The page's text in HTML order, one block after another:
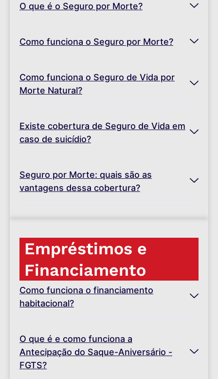
O que é o Seguro por Morte?
Como funciona o Seguro por Morte?
Como funciona o Seguro de Vida por
Morte Natural?
Existe cobertura de Seguro de Vida em
caso de suicídio?
Seguro por Morte: quais são as
vantagens dessa cobertura?
Empréstimos e
Financiamento
Como funciona o financiamento
habitacional?
O que é e como funciona a
Antecipação do Saque-Aniversário -
FGTS?